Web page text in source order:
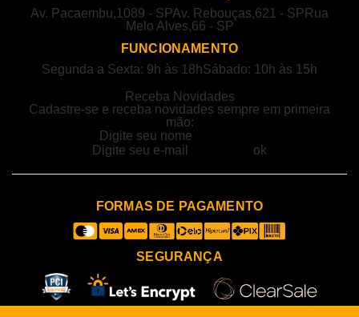
Av. Pacaembu,1089 - SPAv. Rebouças,621 - SP Rua
Melo Alves,66 - SP
FUNCIONAMENTO
Segunda a Sexta: 9h às 18hSábado: 10h às 15h
Receba Novidades
Cadastre-se e receba novidades sempre em primeira
mão:
FORMAS DE PAGAMENTO
SEGURANÇA